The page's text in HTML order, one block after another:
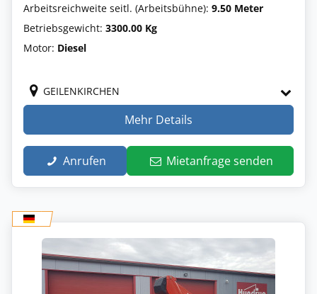
Arbeitsreichweite seitl. (Arbeitsbühne): 9.50 Meter
Betriebsgewicht: 3300.00 Kg
Motor: Diesel
GEILENKIRCHEN
Mehr Details
Anrufen Mietanfrage senden